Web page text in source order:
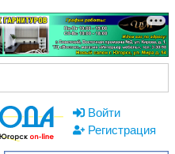
Войти
Регистрация